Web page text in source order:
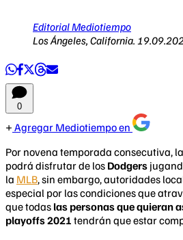
Editorial Mediotiempo
Los Ángeles, California.
0
Agregar Mediotiempo en
Por novena temporada consecutiva,
podrá disfrutar de los Dodgers
la MLB, sin embargo, autoridades
especial por las condiciones que
que todas las personas que quieran
playoffs 2021 tendrán que estar